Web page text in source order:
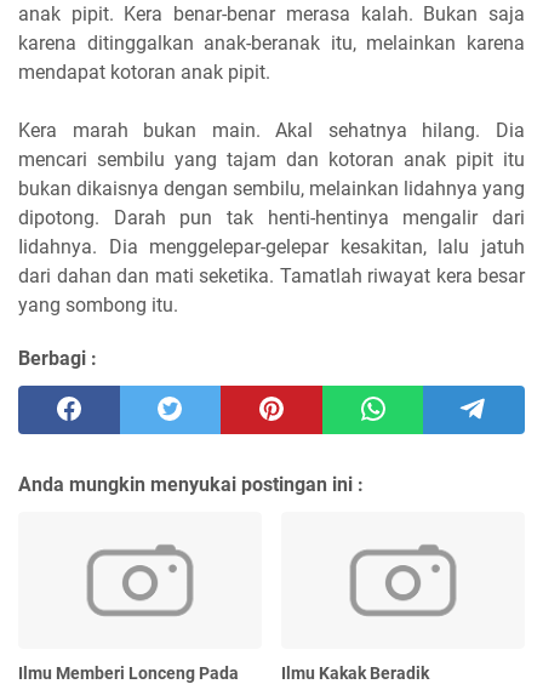
anak pipit. Kera benar-benar merasa kalah. Bukan saja
karena ditinggalkan anak-beranak itu, melainkan karena
mendapat kotoran anak pipit.
Kera marah bukan main. Akal sehatnya hilang. Dia
mencari sembilu yang tajam dan kotoran anak pipit itu
bukan dikaisnya dengan sembilu, melainkan lidahnya yang
dipotong. Darah pun tak henti-hentinya mengalir dari
Iidahnya. Dia menggelepar-gelepar kesakitan, lalu jatuh
dari dahan dan mati seketika. Tamatlah riwayat kera besar
yang sombong itu.
Berbagi :
Anda mungkin menyukai postingan ini :
Ilmu Memberi Lonceng Pada
Ilmu Kakak Beradik